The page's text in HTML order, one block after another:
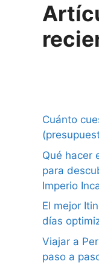
Cuánto
Qué hacer
para
Imperio
El mejor
días
Viajar a
paso a